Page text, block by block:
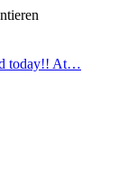
today!! At…